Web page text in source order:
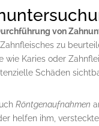
von
zu
Karies oder
Schäden
Röntgenaufnahmen
helfen ihm,